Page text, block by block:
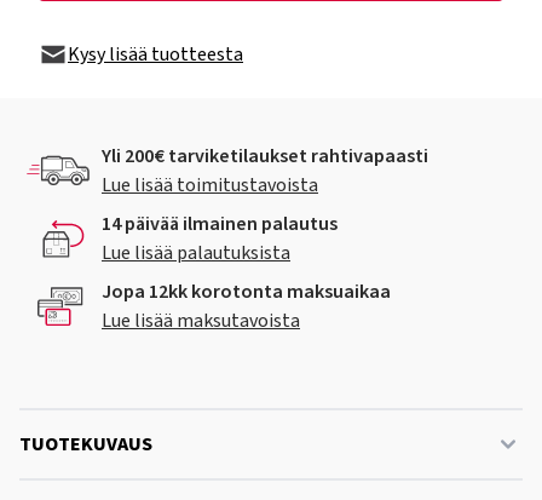
Kysy lisää tuotteesta
Yli 200€ tarviketilaukset rahtivapaasti
Lue lisää toimitustavoista
14 päivää ilmainen palautus
Lue lisää palautuksista
Jopa 12kk korotonta maksuaikaa
Lue lisää maksutavoista
TUOTEKUVAUS